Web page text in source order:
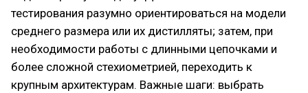
тестирования разумно ориентироваться на модели
среднего размера или их дистилляты; затем, при
необходимости работы с длинными цепочками и
более сложной стехиометрией, переходить к
крупным архитектурам. Важные шаги: выбрать